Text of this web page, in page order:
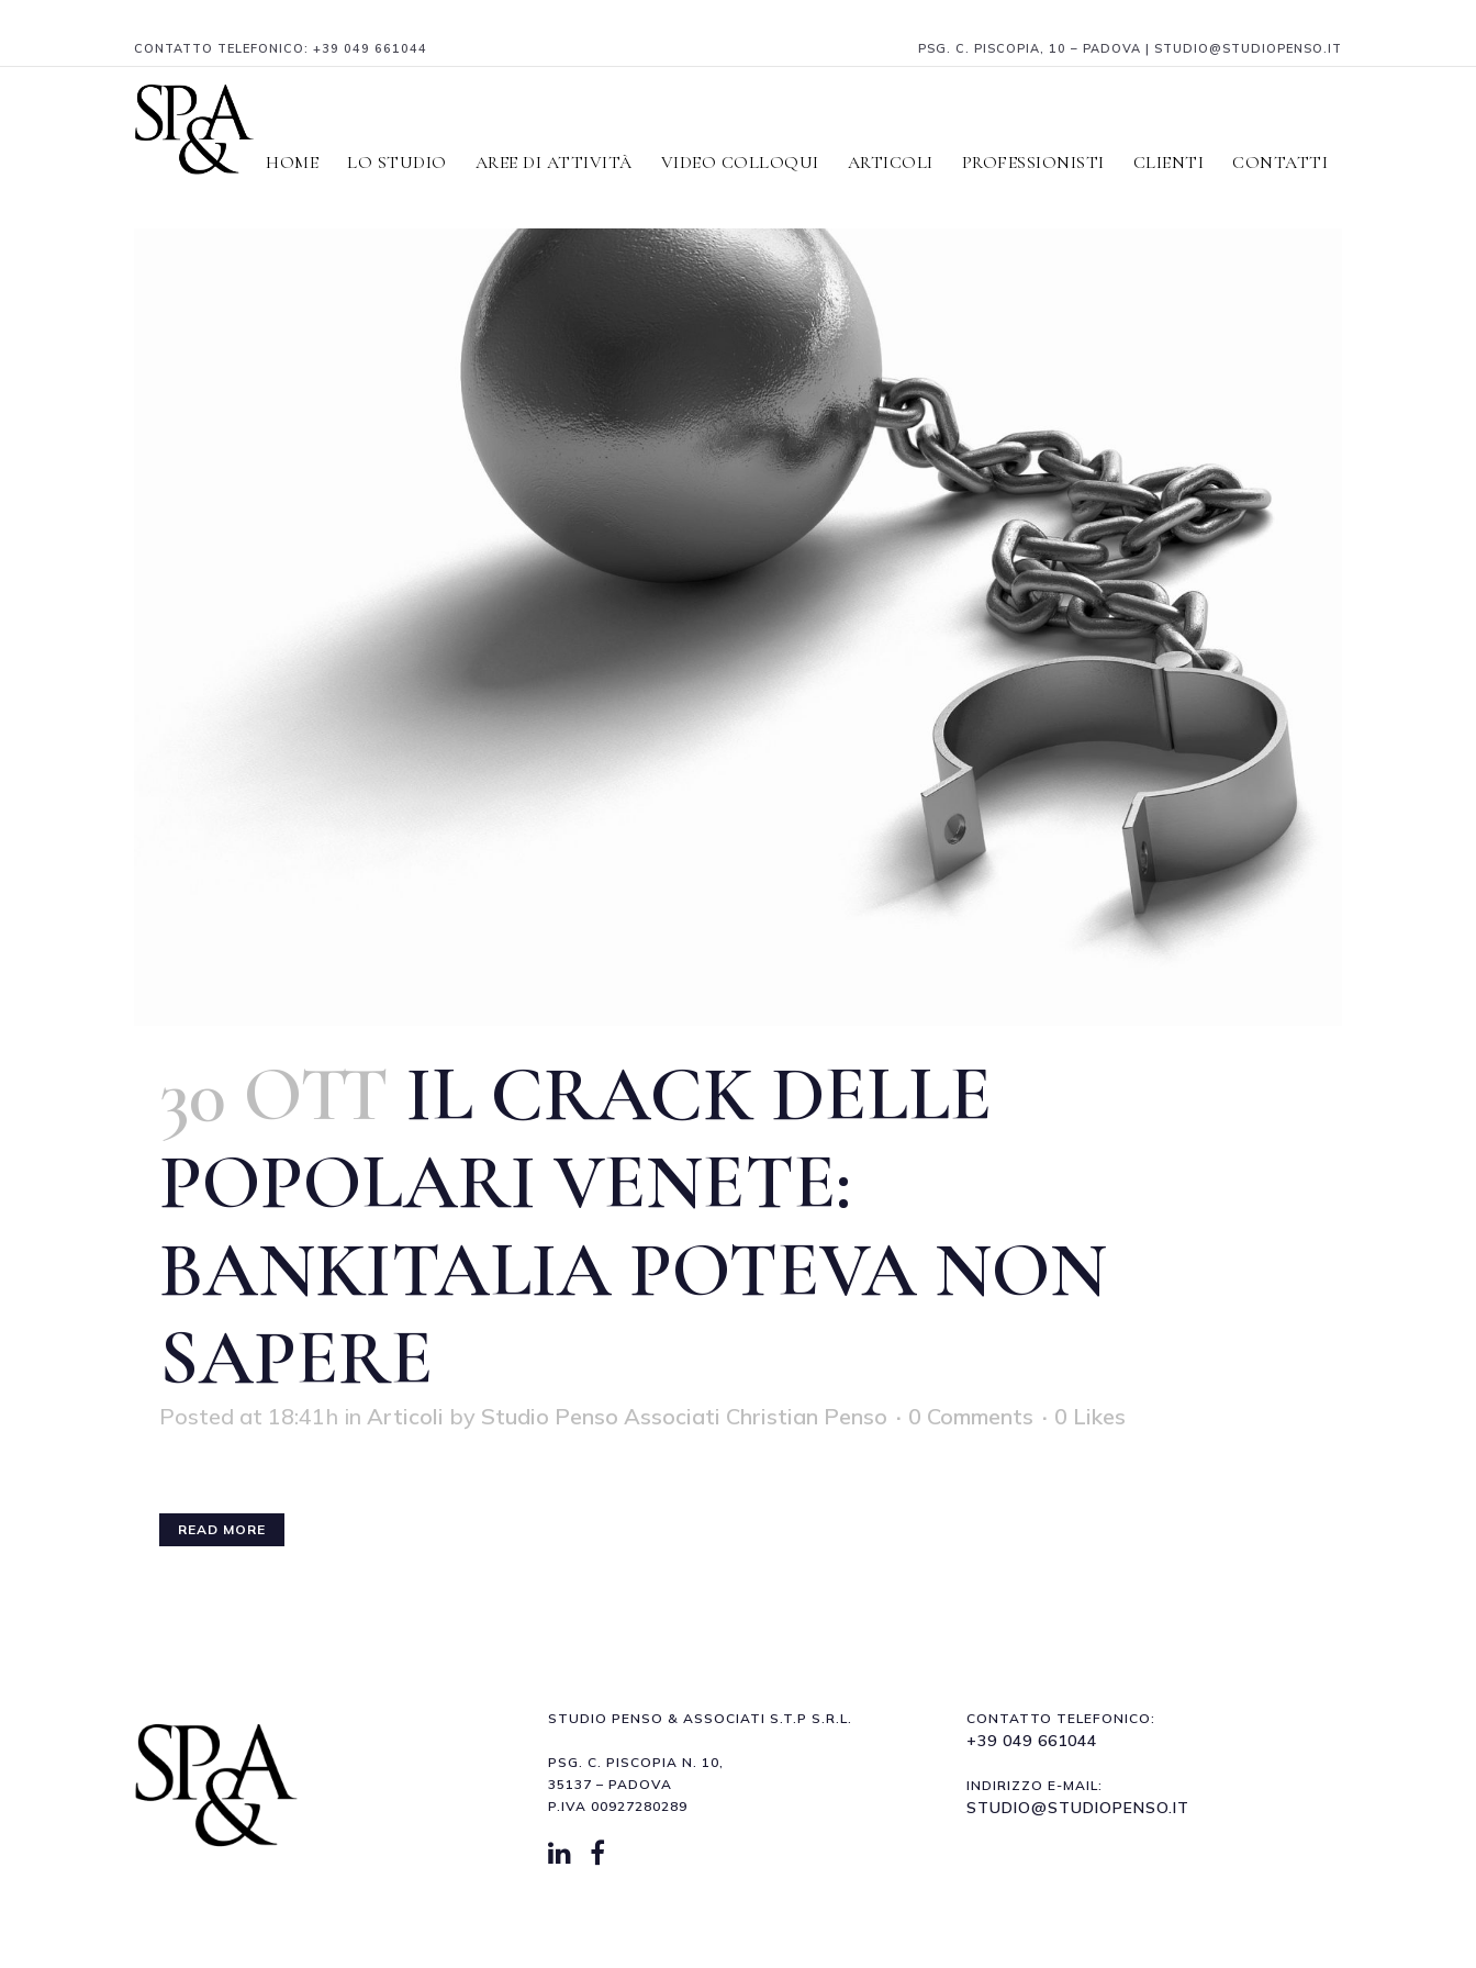
CONTATTO TELEFONICO: +39 049 661044 PSG. C. PISCOPIA, 10 – PADOVA | STUDIO@STUDIOPENSO.IT
HOME LO STUDIO AREE DI ATTIVITÀ VIDEO COLLOQUI ARTICOLI PROFESSIONISTI CLIENTI CONTATTI
30 OTT IL CRACK DELLE
POPOLARI VENETE:
BANKITALIA POTEVA NON
SAPERE
Posted at 18:41h in Articoli by Studio Penso Associati Christian Penso 0 Comments 0 Likes
READ MORE
STUDIO PENSO & ASSOCIATI S.T.P S.R.L.
PSG. C. PISCOPIA N. 10,
35137 – PADOVA
P.IVA 00927280289
CONTATTO TELEFONICO:
+39 049 661044
INDIRIZZO E-MAIL:
STUDIO@STUDIOPENSO.IT